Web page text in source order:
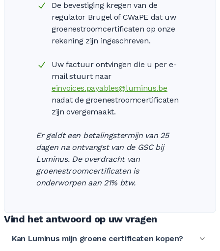
De bevestiging kregen van de
regulator Brugel of CWaPE dat uw
groenestroomcertificaten op onze
rekening zijn ingeschreven.
Uw factuur ontvingen die u per e-
mail stuurt naar
einvoices.payables@luminus.be
nadat de groenestroomcertificaten
zijn overgemaakt.
Er geldt een betalingstermijn van 25
dagen na ontvangst van de GSC bij
Luminus. De overdracht van
groenestroomcertificaten is
onderworpen aan 21% btw.
Vind het antwoord op uw vragen
Kan Luminus mijn groene certificaten kopen?